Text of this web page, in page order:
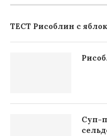
ТЕСТ Рисоблин с
Суп-